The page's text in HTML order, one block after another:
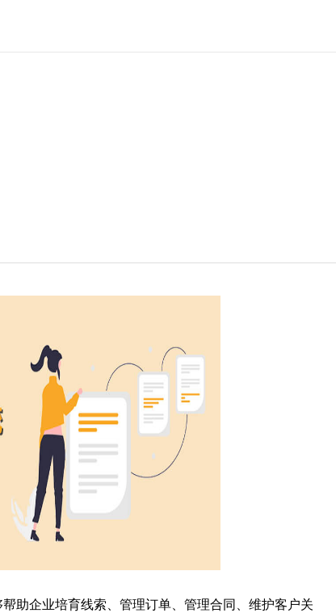
助企业培育线索、管理订单、管理合同、维护客户关